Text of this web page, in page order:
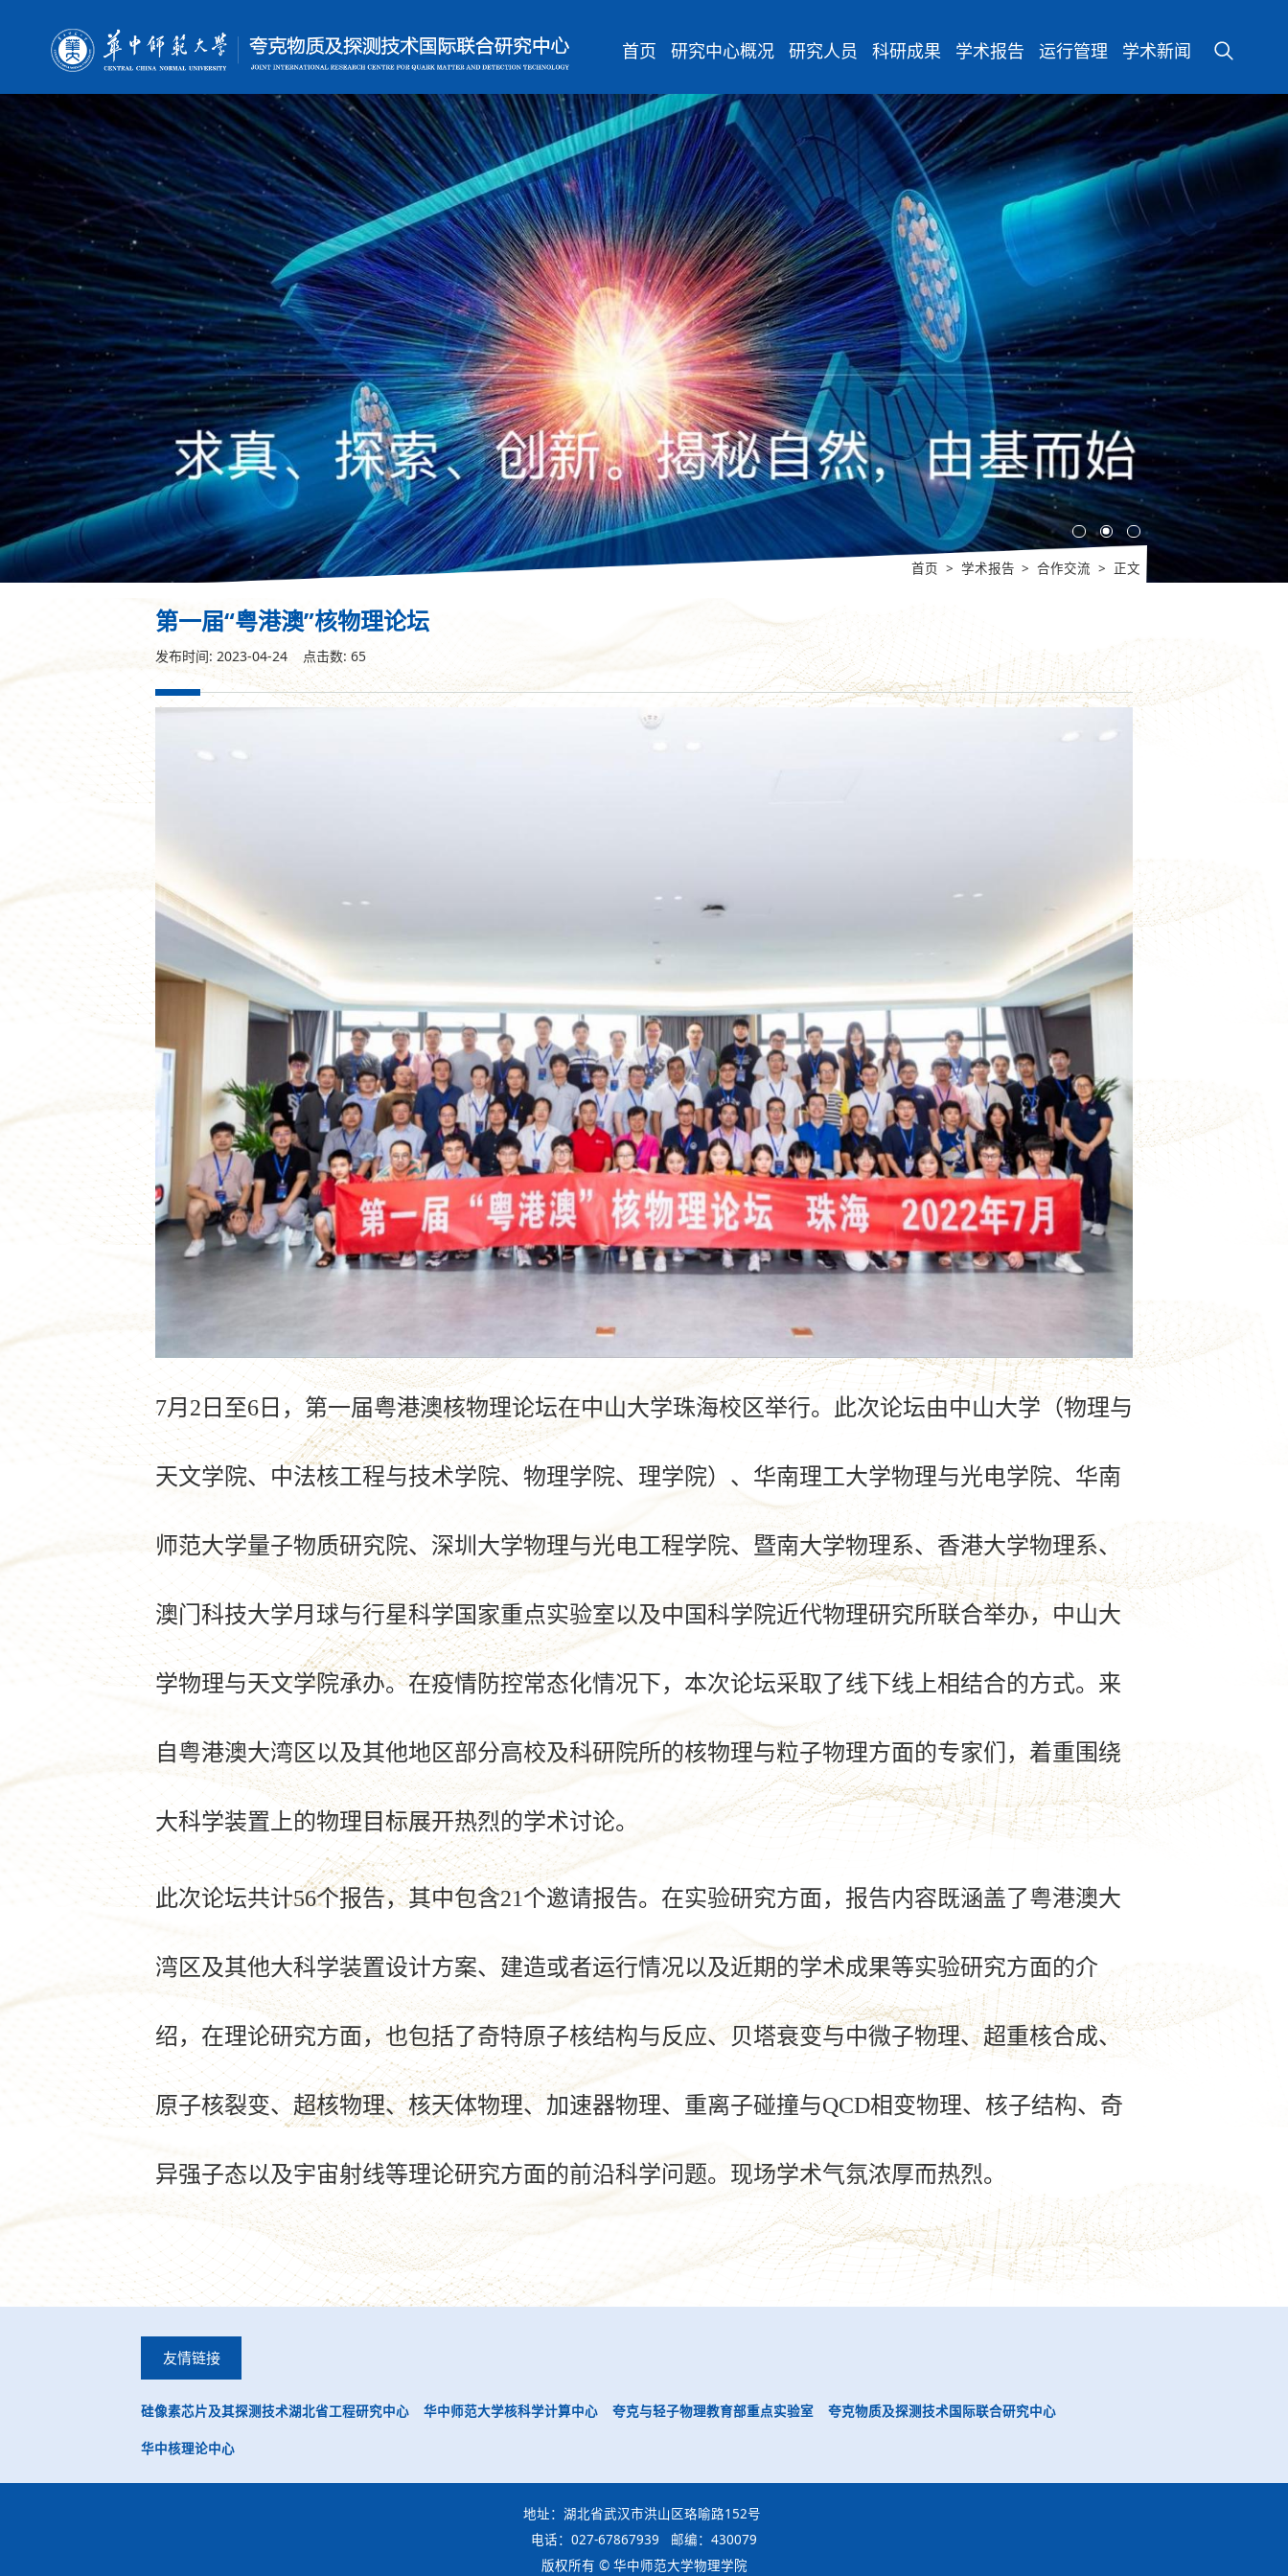
首页 研究中心概况 研究人员 科研成果 学术报告 运行管理 学术新闻
首页 > 学术报告 > 合作交流 > 正文
第一届“粤港澳”核物理论坛
发布时间: 2023-04-24 点击数: 65
7月 2日至6 日，第一届粤港澳核物理论坛在中山大学珠海校区举行。此次论坛由中山大学（物理与
天文学院、中法核工程与技术学院、物理学院、理学院）、华南理工大学物理与光电学院、华南
师范大学量子物质研究院、深圳大学物理与光电工程学院、暨南大学物理系、香港大学物理系、
澳门科技大学月球与行星科学国家重点实验室以及中国科学院近代物理研究所联合举办，中山大
学物理与天文学院承办。在疫情防控常态化情况下，本次论坛采取了线下线上相结合的方式。来
自粤港澳大湾区以及其他地区部分高校及科研院所的核物理与粒子物理方面的专家们，着重围绕
大科学装置上的物理目标展开热烈的学术讨论。
此次论坛共计56个报告，其中包含21个邀请报告。在实验研究方面，报告内容既涵盖了粤港澳大
湾区及其他大科学装置设计方案、建造或者运行情况以及近期的学术成果等实验研究方面的介
绍，在理论研究方面，也包括了奇特原子核结构与反应、贝塔衰变与中微子物理、超重核合成、
原子核裂变、超核物理、核天体物理、加速器物理、重离子碰撞与QCD相变物理、核子结构、奇
异强子态以及宇宙射线等理论研究方面的前沿科学问题。现场学术气氛浓厚而热烈。
友情链接
硅像素芯片及其探测技术湖北省工程研究中心 华中师范大学核科学计算中心 夸克与轻子物理教育部重点实验室 夸克物质及探测技术国际联合研究中心
华中核理论中心
地址：湖北省武汉市洪山区珞喻路152号
电话：027-67867939 邮编：430079
版权所有 © 华中师范大学物理学院